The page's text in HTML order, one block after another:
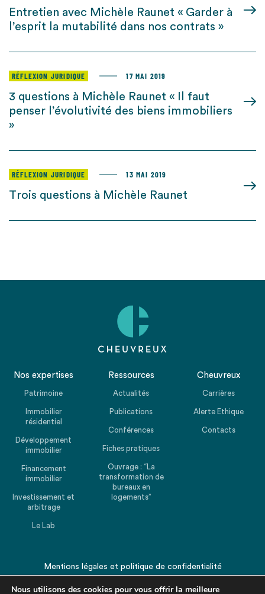
Entretien avec Michèle Raunet « Garder à
l’esprit la mutabilité dans nos contrats »
RÉFLEXION JURIDIQUE 17 MAI 2019
3 questions à Michèle Raunet « Il faut
penser l’évolutivité des biens immobiliers
»
RÉFLEXION JURIDIQUE 13 MAI 2019
Trois questions à Michèle Raunet
Nos expertises
Patrimoine
Immobilier
résidentiel
Développement
immobilier
Financement
immobilier
Investissement et
arbitrage
Le Lab
Ressources
Actualités
Publications
Conférences
Fiches pratiques
Ouvrage : “La
transformation de
bureaux en
logements”
Cheuvreux
Carrières
Alerte Ethique
Contacts
Mentions légales et politique de confidentialité
Nous utilisons des cookies pour vous offrir la meilleure